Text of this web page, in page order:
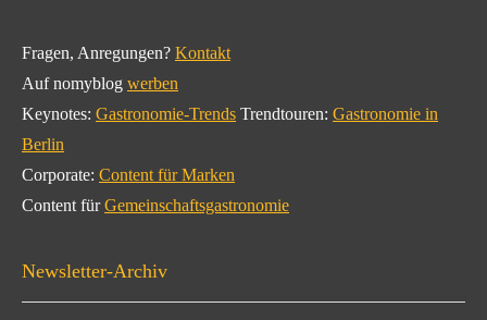
Fragen, Anregungen? Kontakt
Auf nomyblog werben
Keynotes: Gastronomie-Trends Trendtouren: Gastronomie in
Berlin
Corporate: Content für Marken
Content fürGemeinschaftsgastronomie
Newsletter-Archiv